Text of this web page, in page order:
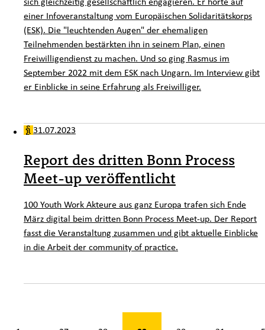
einer Infoveranstaltung vom Europäischen Solidaritätskorps
(ESK). Die "leuchtenden Augen" der ehemaligen
Teilnehmenden bestärkten ihn in seinem Plan, einen
Freiwilligendienst zu machen. Und so ging Rasmus im
September 2022 mit dem ESK nach Ungarn. Im Interview gibt
er Einblicke in seine Erfahrung als Freiwilliger.
31.07.2023
Report des dritten Bonn Process
Meet-up veröffentlicht
100 Youth Work Akteure aus ganz Europa trafen sich Ende
März digital beim dritten Bonn Process Meet-up. Der Report
fasst die Veranstaltung zusammen und gibt aktuelle Einblicke
in die Arbeit der community of practice.